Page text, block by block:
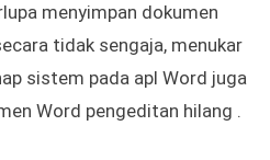
menyimpan dokumen
tidak sengaja, menukar
sistem pada apl Word juga
Word pengeditan hilang .